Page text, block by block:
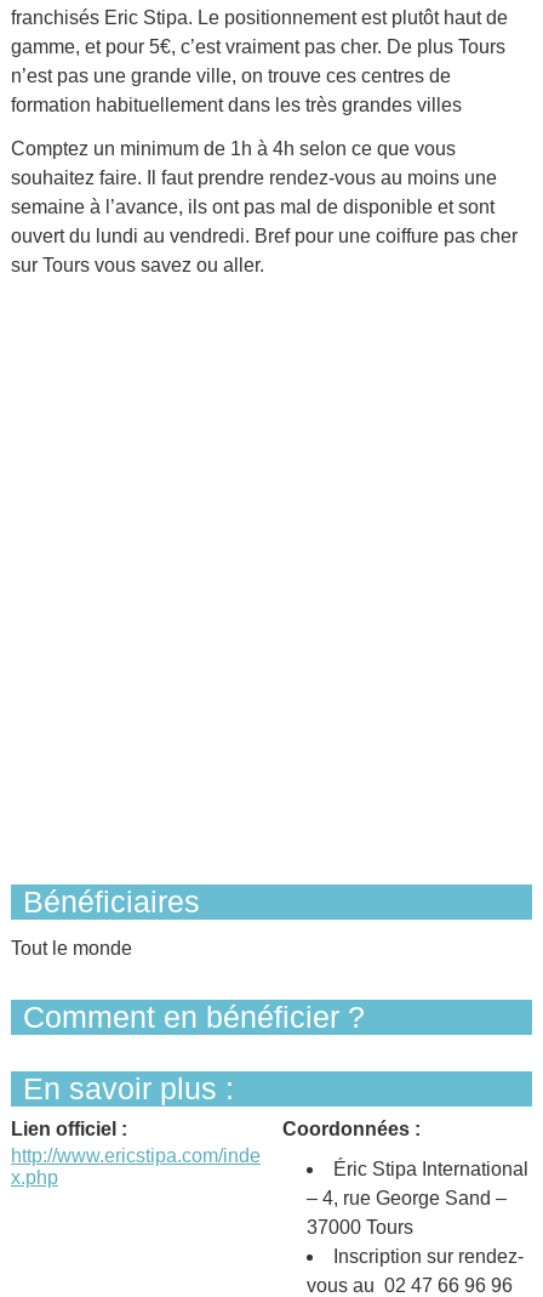
franchisés Eric Stipa. Le positionnement est plutôt haut de
gamme, et pour 5€, c’est vraiment pas cher. De plus Tours
n’est pas une grande ville, on trouve ces centres de
formation habituellement dans les très grandes villes
Comptez un minimum de 1h à 4h selon ce que vous
souhaitez faire. Il faut prendre rendez-vous au moins une
semaine à l’avance, ils ont pas mal de disponible et sont
ouvert du lundi au vendredi. Bref pour une coiffure pas cher
sur Tours vous savez ou aller.
Bénéficiaires
Tout le monde
Comment en bénéficier ?
En savoir plus :
Lien officiel :
http://www.ericstipa.com/inde
x.php
Coordonnées :
Éric Stipa International
– 4, rue George Sand –
37000 Tours
Inscription sur rendez-
vous au 02 47 66 96 96